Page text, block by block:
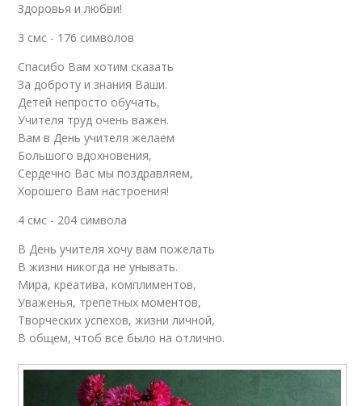
Здоровья и любви!
3 смс - 176 символов
Спасибо Вам хотим сказать
За доброту и знания Ваши.
Детей непросто обучать,
Учителя труд очень важен.
Вам в День учителя желаем
Большого вдохновения,
Сердечно Вас мы поздравляем,
Хорошего Вам настроения!
4 смс - 204 символа
В День учителя хочу вам пожелать
В жизни никогда не унывать.
Мира, креатива, комплиментов,
Уваженья, трепетных моментов,
Творческих успехов, жизни личной,
В общем, чтоб все было на отлично.